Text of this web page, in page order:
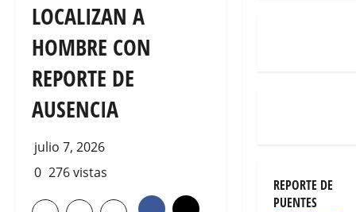
LOCALIZAN A
HOMBRE CON
REPORTE DE
AUSENCIA
julio 7, 2026
0 276 vistas
REPORTE DE
PUENTES